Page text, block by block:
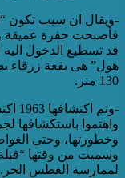
-ويقال ان سبب تكون
فأصبحت حفرة عميقة
قد تسطيع الدخول اليه
130 متر.
-
واهتموا باستكشافها
وخطورتها، وحتى
وسميت من وقتها
لممارسة الغطس الحر.